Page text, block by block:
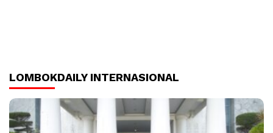
LOMBOKDAILY INTERNASIONAL